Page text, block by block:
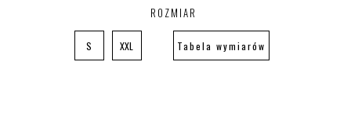
ROZMIAR
S XXL Tabela wymiarów